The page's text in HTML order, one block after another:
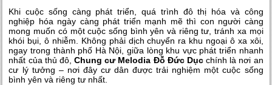
Khi cuộc sống càng phát triển, quá trình đô thị hóa và công
nghiệp hóa ngày càng phát triển mạnh mẽ thì con người càng
mong muốn có một cuộc sống bình yên và riêng tư, tránh xa mọi
khói bụi, ô nhiễm. Không phải dịch chuyển ra khu ngoại ô xa xôi,
ngay trong thành phố Hà Nội, giữa lòng khu vực phát triển nhanh
nhất của thủ đô,Chung cư Melodia Đỗ Đức Dụcchính là nơi an
cư lý tưởng – nơi đây cư dân được trải nghiệm một cuộc sống
bình yên và riêng tư nhất.